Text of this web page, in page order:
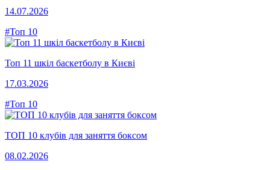
14.07.2026
#Топ 10
Топ 11 шкіл баскетболу в Києві
17.03.2026
#Топ 10
ТОП 10 клубів для заняття боксом
08.02.2026